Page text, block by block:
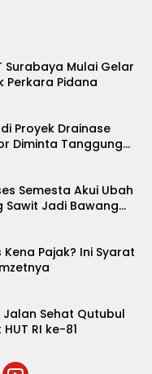
Surabaya Mulai Gelar
Perkara Pidana
Proyek Drainase
Diminta Tanggung
Semesta Akui Ubah
Sawit Jadi Bawang
Pajak? Ini Syarat
Sehat Qutubul
RI ke-81